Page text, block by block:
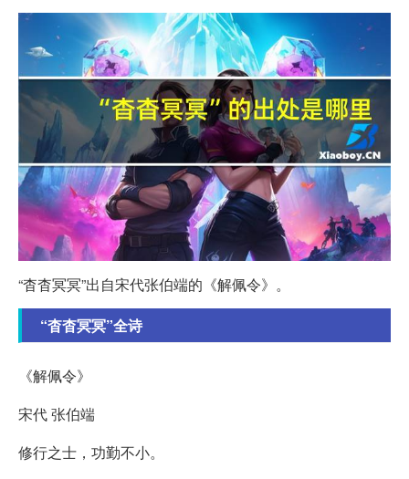
“杳杳冥冥”出自宋代张伯端的《解佩令》。
“杳杳冥冥”全诗
《解佩令》
宋代 张伯端
修行之士，功勤不小。